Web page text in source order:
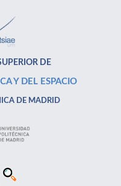
DE
Y DEL ESPACIO
DE MADRID